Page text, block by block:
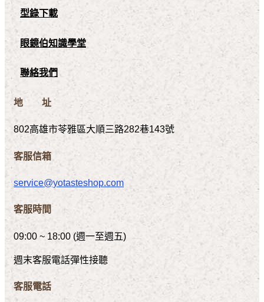
型錄下載
眼鏡伯知識學堂
聯絡我們
地 址
802高雄市苓雅區大順三路282巷143號
客服信箱
service@yotasteshop.com
客服時間
09:00 ~ 18:00 (週一至週五)
週末客服電話彈性接聽
客服電話